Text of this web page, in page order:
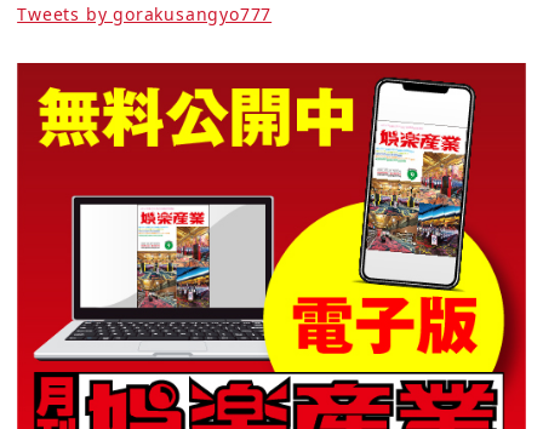
Tweets by gorakusangyo777